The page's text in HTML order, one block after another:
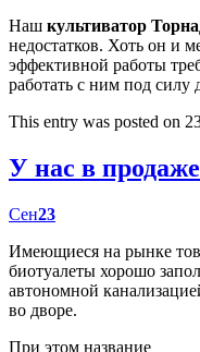
Наш культиватор
недостатков. Хоть он и
эффективной работы
работать с ним под силу
This entry was posted on
У нас в
Сен23
Имеющиеся на рынке
биотуалеты хорошо
автономной
во дворе.
При этом название